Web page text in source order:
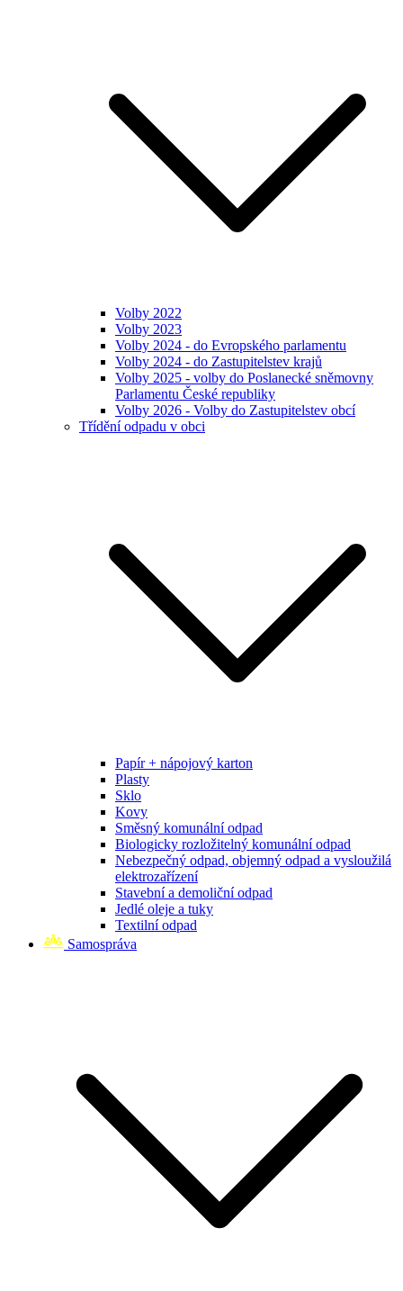
Volby 2022
Volby 2023
Volby 2024 - do Evropského parlamentu
Volby 2024 - do Zastupitelstev krajů
Volby 2025 - volby do Poslanecké sněmovny
Parlamentu České republiky
Volby 2026 - Volby do Zastupitelstev obcí
Třídění odpadu v obci
Papír + nápojový karton
Plasty
Sklo
Kovy
Směsný komunální odpad
Biologicky rozložitelný komunální odpad
Nebezpečný odpad, objemný odpad a vysloužilá
elektrozařízení
Stavební a demoliční odpad
Jedlé oleje a tuky
Textilní odpad
Samospráva